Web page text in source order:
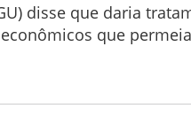
disse que daria
que